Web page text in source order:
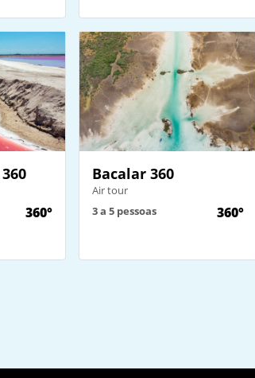
360°
Bacalar 360
Air tour
3 a 5 pessoas
360°